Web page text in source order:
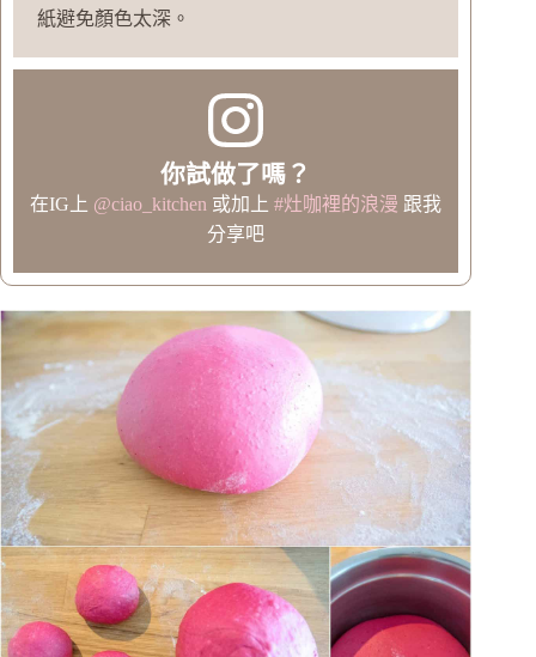
紙避免顏色太深。
你試做了嗎？
在IG上 @ciao_kitchen 或加上#灶咖裡的浪漫 跟我
分享吧